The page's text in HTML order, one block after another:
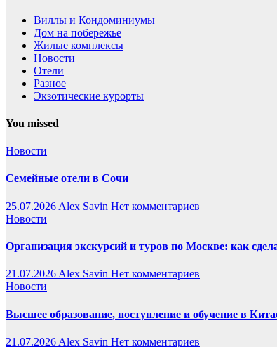
Виллы и Кондоминиумы
Дом на побережье
Жилые комплексы
Новости
Отели
Разное
Экзотические курорты
You missed
Новости
Семейные отели в Сочи
25.07.2026 Alex Savin Нет комментариев
Новости
Организация экскурсий и туров по Москве: как
21.07.2026 Alex Savin Нет комментариев
Новости
Высшее образование, поступление и обучение в
21.07.2026 Alex Savin Нет комментариев